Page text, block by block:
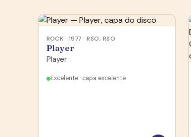
ROCK · 1977 · RSO, RSO
Player
Player
Excelente · capa excelente